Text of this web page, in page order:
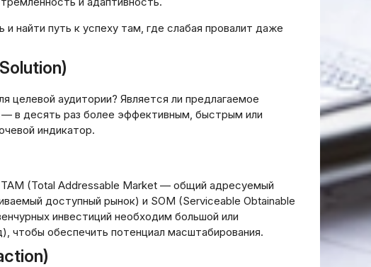
найти путь к успеху там, где слабая провалит даже
целевой аудитории? Является ли предлагаемое
в десять раз более эффективным, быстрым или
индикатор.
(Total Addressable Market — общий адресуемый
доступный рынок) и SOM (Serviceable Obtainable
инвестиций необходим большой или
чтобы обеспечить потенциал масштабирования.
копить
подушки
Как обеспечить надёжную
20.03.2026